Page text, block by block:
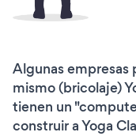
Algunas empresas
mismo (bricolaje)
tienen un
construir a Yoga